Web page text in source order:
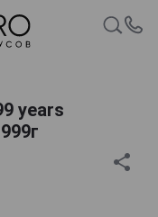
years